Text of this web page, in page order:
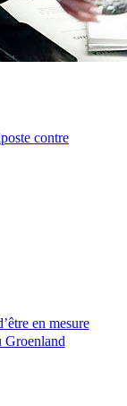
contre
en mesure
Groenland